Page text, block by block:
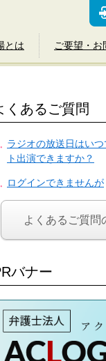
とは ご要望・お
くあるご質問
ラジオの放送日はい
ト出演できますか？
ログインできませんが
よくあるご質問
バナー